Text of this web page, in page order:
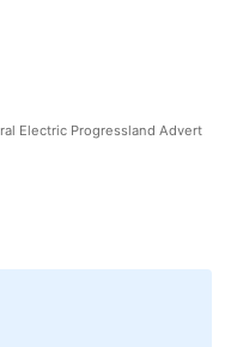
Electric Progressland Advert